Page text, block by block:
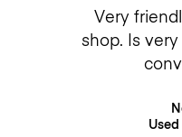
Very
shop. Is